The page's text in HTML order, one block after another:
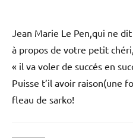
Jean Marie Le Pen,qui ne
à propos de votre petit
« il va voler de succés en
Puisse t’il avoir raison(une
fleau de sarko!